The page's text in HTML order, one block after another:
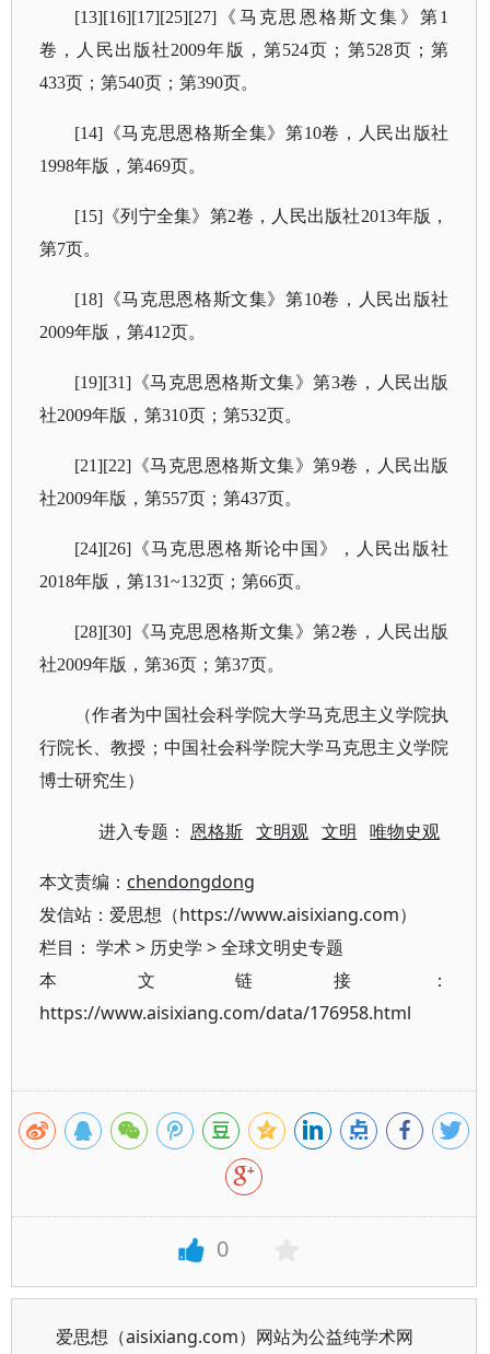
[13][16][17][25][27]《马克思恩格斯文集》第1
卷，人民出版社2009年版，第524页；第528页；第
433页；第540页；第390页。
[14]《马克思恩格斯全集》第10卷，人民出版社
1998年版，第469页。
[15]《列宁全集》第2卷，人民出版社2013年版，
第7页。
[18]《马克思恩格斯文集》第10卷，人民出版社
2009年版，第412页。
[19][31]《马克思恩格斯文集》第3卷，人民出版
社2009年版，第310页；第532页。
[21][22]《马克思恩格斯文集》第9卷，人民出版
社2009年版，第557页；第437页。
[24][26]《马克思恩格斯论中国》，人民出版社
2018年版，第131~132页；第66页。
[28][30]《马克思恩格斯文集》第2卷，人民出版
社2009年版，第36页；第37页。
（作者为中国社会科学院大学马克思主义学院执
行院长、教授；中国社会科学院大学马克思主义学院
博士研究生）
进入专题：恩格斯 文明观 文明 唯物史观
本文责编： chendongdong
发信站：爱思想（https://www.aisixiang.com）
栏目： 学术> 历史学 >全球文明史专题
本文链接：
https://www.aisixiang.com/data/176958.html
0
爱思想（aisixiang.com）网站为公益纯学术网